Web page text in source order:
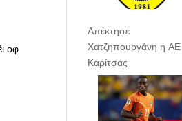
οφ
Απέκτησε
Χατζηπουργάνη η ΑΕ
Καρίτσας